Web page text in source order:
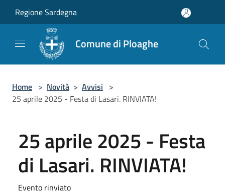
Regione Sardegna
Comune di Ploaghe
Home > Novità > Avvisi >
25 aprile 2025 - Festa di Lasari. RINVIATA!
25 aprile 2025 - Festa
di Lasari. RINVIATA!
Evento rinviato